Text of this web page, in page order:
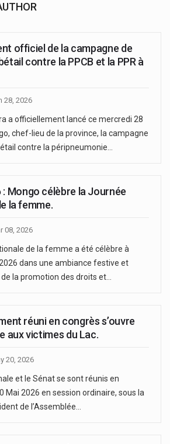
officiel de la campagne de
contre la PPCB et la PPR à
28, 2026
a officiellement lancé ce mercredi 28
chef-lieu de la province, la campagne
contre la péripneumonie…
: Mongo célèbre la Journée
la femme.
08, 2026
de la femme a été célèbre à
dans une ambiance festive et
la promotion des droits et…
réuni en congrès s’ouvre
aux victimes du Lac.
20, 2026
et le Sénat se sont réunis en
Mai 2026 en session ordinaire, sous la
de l’Assemblée…